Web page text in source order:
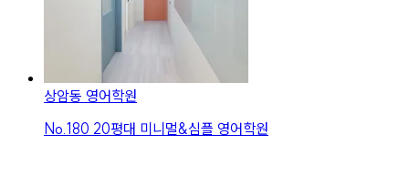
상암동 영어학원
No. 180 20평대 미니멀&심플 영어학원